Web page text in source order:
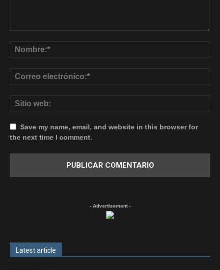
Save my name, email, and website in this browser for
the next time I comment.
- Advertisement -
Latest article